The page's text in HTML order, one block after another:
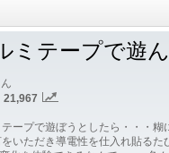
ミテープで遊
21,967
ープで遊ぼうとしたら・・・
いただき導電性を仕入れ貼る